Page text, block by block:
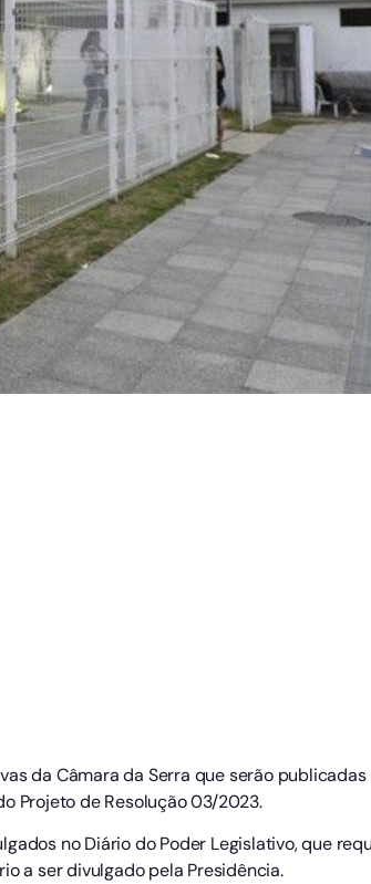
da Câmara da Serra que serão publicadas
Projeto de Resolução 03/2023.
no Diário do Poder Legislativo, que
a ser divulgado pela Presidência.